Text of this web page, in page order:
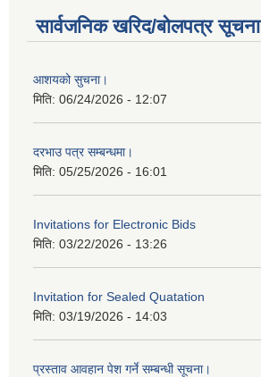
सार्वजनिक खरिद/बोलपत्र सूचना
आशयको सुचना।
मिति: 06/24/2026 - 12:07
दरभाउ पत्र सम्बन्धमा।
मिति: 05/25/2026 - 16:01
Invitations for Electronic Bids
मिति: 03/22/2026 - 13:26
Invitation for Sealed Quatation
मिति: 03/19/2026 - 14:03
प्रस्ताव आवहान पेश गर्ने सम्बन्धी सूचना।